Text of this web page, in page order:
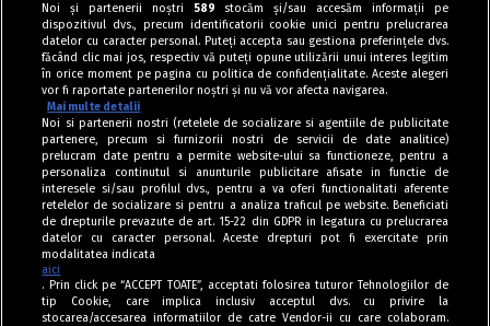
Noi și partenerii noștri 589 stocăm și/sau accesăm informații pe
dispozitivul dvs., precum identificatorii cookie unici pentru prelucrarea
datelor cu caracter personal. Puteți accepta sau gestiona preferințele dvs.
făcând clic mai jos, respectiv vă puteți opune utilizării unui interes legitim
în orice moment pe pagina cu politica de confidențialitate. Aceste alegeri
vor fi raportate partenerilor noștri și nu vă vor afecta navigarea.
Mai multe detalii
Noi si partenerii nostri (retelele de socializare si agentiile de publicitate
partenere, precum si furnizorii nostri de servicii de date analitice)
prelucram date pentru a permite website-ului sa functioneze, pentru a
personaliza continutul si anunturile publicitare afisate in functie de
interesele si/sau profilul dvs., pentru a va oferi functionalitati aferente
retelelor de socializare si pentru a analiza traficul pe website. Beneficiati
de drepturile prevazute de art. 15-22 din GDPR in legatura cu prelucrarea
datelor cu caracter personal. Aceste drepturi pot fi exercitate prin
modalitatea indicata
aici
. Prin click pe “ACCEPT TOATE”, acceptati folosirea tuturor Tehnologiilor de
tip Cookie, care implica inclusiv acceptul dvs. cu privire la
stocarea/accesarea informatiilor de catre Vendor-ii cu care colaboram.